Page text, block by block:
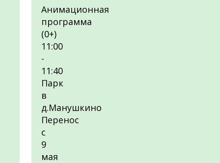
Анимационная
программа
(0+)
11:00
-
11:40
Парк
в
д.Манушкино
Перенос
с
9
мая